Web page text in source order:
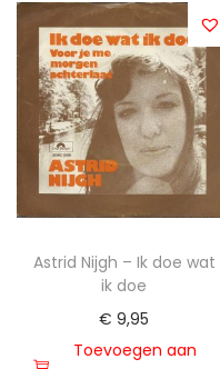
Astrid Nijgh – Ik doe wat
ik doe
€ 9,95
Toevoegen aan